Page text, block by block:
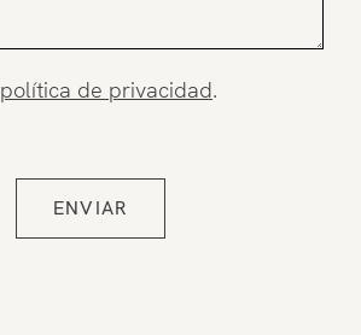
política de privacidad.